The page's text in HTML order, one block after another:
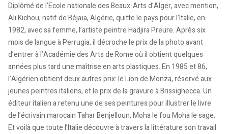
Diplômé de l’Ecole nationale des Beaux-Arts d’Alger, avec mention,
Ali Kichou, natif de Béjaïa, Algérie, quitte le pays pour l’Italie, en
1982, avec sa femme, l’artiste peintre Hadjira Preure. Après six
mois de langue à Perrugia, il décroche le prix de la photo avant
d’entrer à l’Académie des Arts de Rome où il obtient quelques
années plus tard une maîtrise en arts plastiques. En 1985 et 86,
l’Algérien obtient deux autres prix: le Lion de Monza, réservé aux
jeunes peintres italiens, et le prix de la gravure à Brissighecca. Un
éditeur italien a retenu une de ses peintures pour illustrer le livre
de l’écrivain marocain Tahar Benjelloun, Moha le fou Moha le sage.
Et voilà que toute l’Italie découvre à travers la littérature son travail